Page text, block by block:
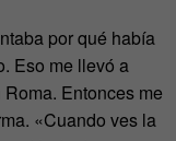
por qué había
Eso me llevó a
Entonces me
«Cuando ves la